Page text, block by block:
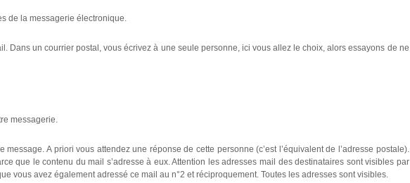
de la messagerie électronique.
Dans un courrier postal, vous écrivez à une seule personne, ici vous allez le choix, alors essayons de ne
messagerie.
message. A priori vous attendez une réponse de cette personne (c’est l’équivalent de l’adresse postale).
que le contenu du mail s’adresse à eux. Attention les adresses mail des destinataires sont visibles par
vous avez également adressé ce mail au n°2 et réciproquement. Toutes les adresses sont visibles.